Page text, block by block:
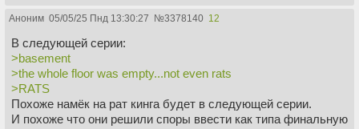
Аноним 05/05/25 Пнд 13:30:27 №3378140 12
В следующей серии:
>basement
>the whole floor was empty...not even rats
>RATS
Похоже намёк на рат кинга будет в следующей серии.
И похоже что они решили споры ввести как типа финальную